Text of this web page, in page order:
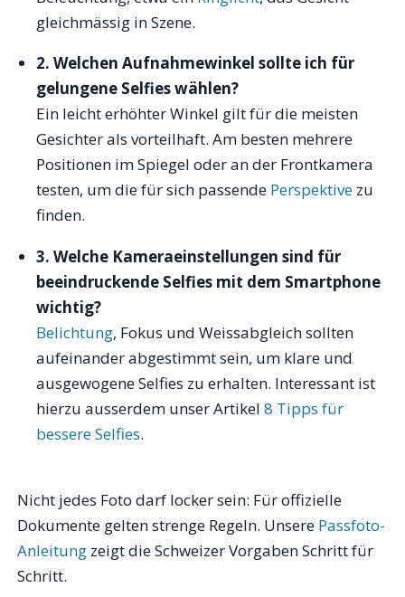
gleichmässig in Szene.
2. Welchen Aufnahmewinkel sollte ich für
gelungene Selfies wählen?
Ein leicht erhöhter Winkel gilt für die meisten
Gesichter als vorteilhaft. Am besten mehrere
Positionen im Spiegel oder an der Frontkamera
testen, um die für sich passende Perspektivezu
finden.
3. Welche Kameraeinstellungen sind für
beeindruckende Selfies mit dem Smartphone
wichtig?
Belichtung, Fokus und Weissabgleich sollten
aufeinander abgestimmt sein, um klare und
ausgewogene Selfies zu erhalten. Interessant ist
hierzu ausserdem unser Artikel 8 Tipps für
bessere Selfies.
Nicht jedes Foto darf locker sein: Für offizielle
Dokumente gelten strenge Regeln. Unsere Passfoto-
Anleitung zeigt die Schweizer Vorgaben Schritt für
Schritt.